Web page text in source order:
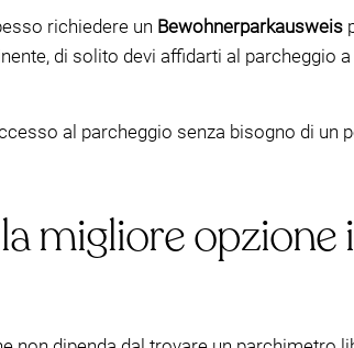
richiedere un Bewohnerparkausweis
di solito devi affidarti al parcheggio
al parcheggio senza bisogno di un
migliore opzione